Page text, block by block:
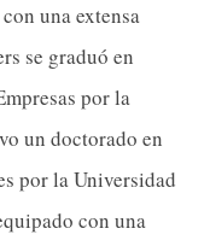
una extensa
se graduó en
por la
un doctorado en
por la Universidad
con una